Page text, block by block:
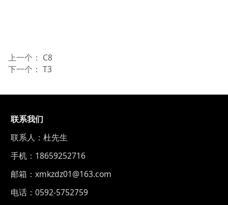
上一个： C8
下一个： T3
联系我们
联系人：杜先生
手机：18659252716
邮箱：xmkzdz01@163.com
电话：0592-5752759